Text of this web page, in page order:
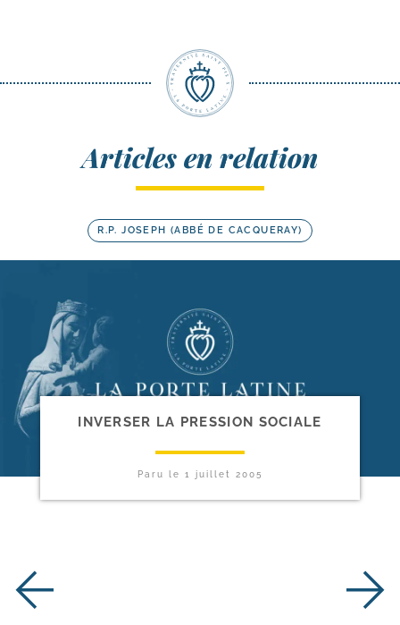
Articles en relation
R.P. JOSEPH (ABBÉ DE CACQUERAY)
INVERSER LA PRESSION SOCIALE
Paru le 1 juillet 2005